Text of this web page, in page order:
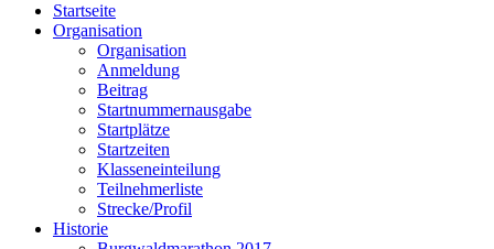
Startseite
Organisation
Organisation
Anmeldung
Beitrag
Startnummernausgabe
Startplätze
Startzeiten
Klasseneinteilung
Teilnehmerliste
Strecke/Profil
Historie